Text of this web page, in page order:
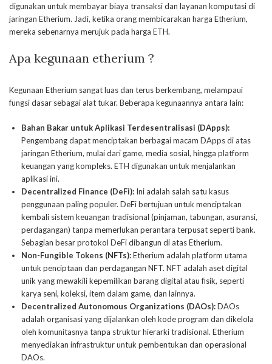
digunakan untuk membayar biaya transaksi dan layanan komputasi di
jaringan Etherium. Jadi, ketika orang membicarakan harga Etherium,
mereka sebenarnya merujuk pada harga ETH.
Apa kegunaan etherium ?
Kegunaan Etherium sangat luas dan terus berkembang, melampaui
fungsi dasar sebagai alat tukar. Beberapa kegunaannya antara lain:
Bahan Bakar untuk Aplikasi Terdesentralisasi (DApps):
Pengembang dapat menciptakan berbagai macam DApps di atas
jaringan Etherium, mulai dari game, media sosial, hingga platform
keuangan yang kompleks. ETH digunakan untuk menjalankan
aplikasi ini.
Decentralized Finance (DeFi): Ini adalah salah satu kasus
penggunaan paling populer. DeFi bertujuan untuk menciptakan
kembali sistem keuangan tradisional (pinjaman, tabungan, asuransi,
perdagangan) tanpa memerlukan perantara terpusat seperti bank.
Sebagian besar protokol DeFi dibangun di atas Etherium.
Non-Fungible Tokens (NFTs):Etherium adalah platform utama
untuk penciptaan dan perdagangan NFT. NFT adalah aset digital
unik yang mewakili kepemilikan barang digital atau fisik, seperti
karya seni, koleksi, item dalam game, dan lainnya.
Decentralized Autonomous Organizations (DAOs):DAOs
adalah organisasi yang dijalankan oleh kode program dan dikelola
oleh komunitasnya tanpa struktur hierarki tradisional. Etherium
menyediakan infrastruktur untuk pembentukan dan operasional
DAOs.